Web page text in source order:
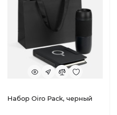
Набор Oiro Pack, черный